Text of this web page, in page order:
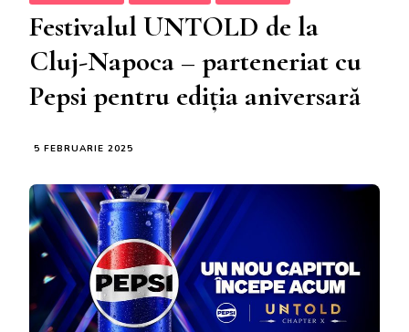
Festivalul UNTOLD de la
Cluj-Napoca – parteneriat cu
Pepsi pentru ediția aniversară
5 FEBRUARIE 2025